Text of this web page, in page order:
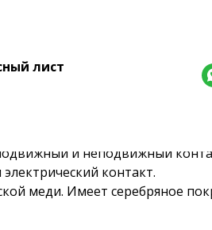
лист
и неподвижный
контакт.
меди. Имеет серебряное